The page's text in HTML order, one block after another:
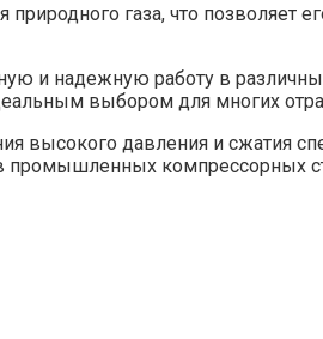
газа, что позволяет
и надежную работу в
выбором для многих
давления и сжатия
промышленных компрессорных